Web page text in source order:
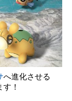
へ進化させる
！